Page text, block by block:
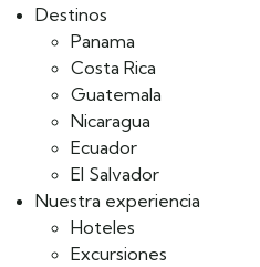
Destinos
Panama
Costa Rica
Guatemala
Nicaragua
Ecuador
El Salvador
Nuestra experiencia
Hoteles
Excursiones